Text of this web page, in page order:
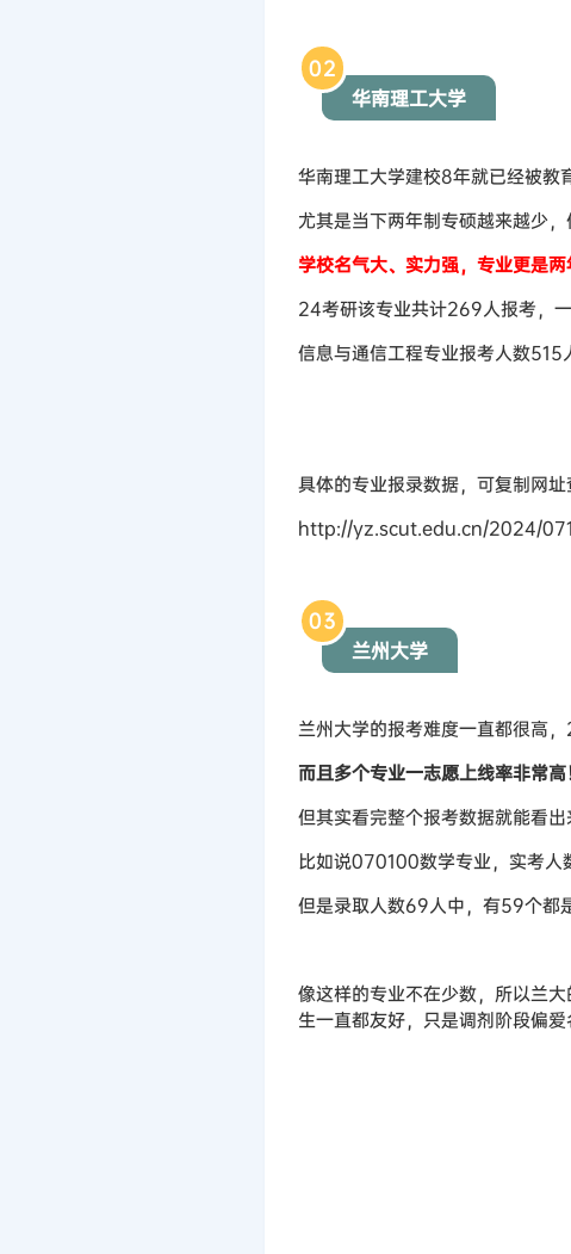
02
华南理工大学
华南理工大学建校8年就已经被教
尤其是当下两年制专硕越来越少
学校名气大、实力强，专业更是
24考研该专业共计269人报考，
信息与通信工程专业报考人数
具体的专业报录数据，可复制网址
http://yz.scut.edu.cn/2024/
03
兰州大学
兰州大学的报考难度一直都很高
而且多个专业一志愿上线率非常高
但其实看完整个报考数据就能看
比如说070100数学专业，实考人
但是录取人数69人中，有59个都
像这样的专业不在少数，所以兰
生一直都友好，只是调剂阶段偏爱